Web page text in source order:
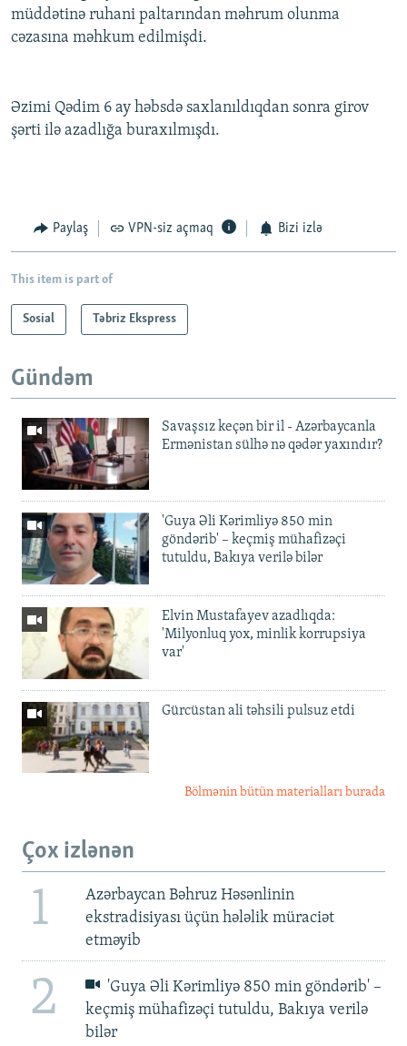
müddətinə ruhani paltarından məhrum olunma
cəzasına məhkum edilmişdi.
Əzimi Qədim 6 ay həbsdə saxlanıldıqdan sonra girov
şərti ilə azadlığa buraxılmışdı.
Paylaş VPN-siz açmaq Bizi izlə
This item is part of
Sosial Təbriz Ekspress
Gündəm
Savaşsız keçən bir il - Azərbaycanla
Ermənistan sülhə nə qədər yaxındır?
'Guya Əli Kərimliyə 850 min
göndərib' – keçmiş mühafizəçi
tutuldu, Bakıya verilə bilər
Elvin Mustafayev azadlıqda:
'Milyonluq yox, minlik korrupsiya
var'
Gürcüstan ali təhsili pulsuz etdi
Bölmənin bütün materialları burada
Çox izlənən
1
Azərbaycan Bəhruz Həsənlinin
ekstradisiyası üçün hələlik müraciət
etməyib
2
'Guya Əli Kərimliyə 850 min göndərib' –
keçmiş mühafizəçi tutuldu, Bakıya verilə
bilər